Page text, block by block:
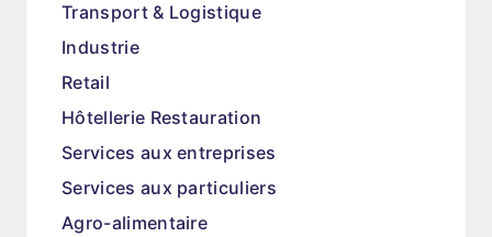
Transport & Logistique
Industrie
Retail
Hôtellerie Restauration
Services aux entreprises
Services aux particuliers
Agro-alimentaire